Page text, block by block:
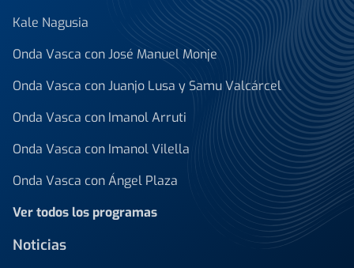
Kale Nagusia
Onda Vasca con José Manuel Monje
Onda Vasca con Juanjo Lusa y Samu Valcárcel
Onda Vasca con Imanol Arruti
Onda Vasca con Imanol Vilella
Onda Vasca con Ángel Plaza
Ver todos los programas
Noticias